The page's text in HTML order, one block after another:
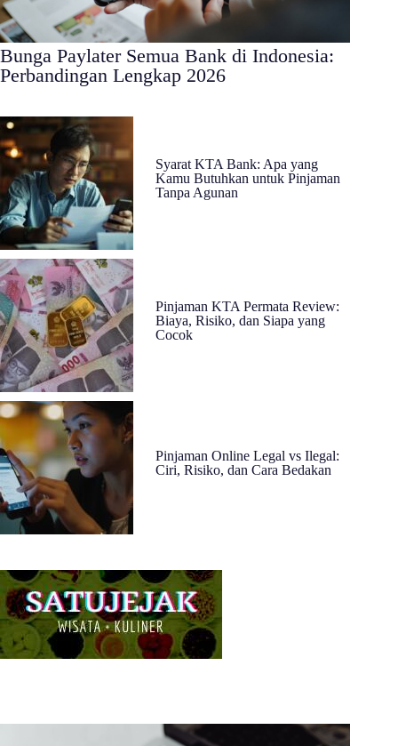
Bunga Paylater Semua Bank di Indonesia:
Perbandingan Lengkap 2026
Syarat KTA Bank: Apa yang
Kamu Butuhkan untuk Pinjaman
Tanpa Agunan
Pinjaman KTA Permata Review:
Biaya, Risiko, dan Siapa yang
Cocok
Pinjaman Online Legal vs Ilegal:
Ciri, Risiko, dan Cara Bedakan